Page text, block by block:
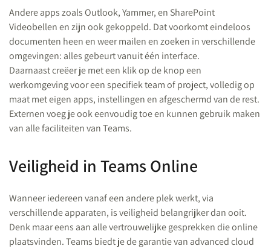
Andere apps zoals Outlook, Yammer, en SharePoint
Videobellen en zijn ook gekoppeld. Dat voorkomt eindeloos
documenten heen en weer mailen en zoeken in verschillende
omgevingen: alles gebeurt vanuit één interface.
Daarnaast creëer je met een klik op de knop een
werkomgeving voor een specifiek team of project, volledig op
maat met eigen apps, instellingen en afgeschermd van de rest.
Externen voeg je ook eenvoudig toe en kunnen gebruik maken
van alle faciliteiten van Teams.
Veiligheid in Teams Online
Wanneer iedereen vanaf een andere plek werkt, via
verschillende apparaten, is veiligheid belangrijker dan ooit.
Denk maar eens aan alle vertrouwelijke gesprekken die online
plaatsvinden. Teams biedt je de garantie van advanced cloud